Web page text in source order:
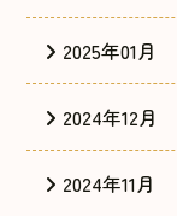
2025年01月
2024年12月
2024年11月